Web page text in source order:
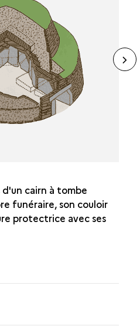
cairn à tombe
funéraire, son couloir
protectrice avec ses